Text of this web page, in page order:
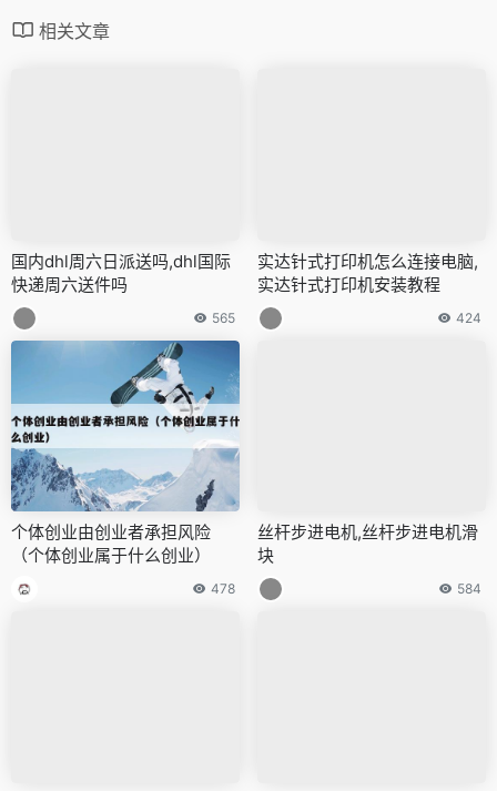
相关文章
国内dhl周六日派送吗,dhl国际
快递周六送件吗
565
实达针式打印机怎么连接电脑,
实达针式打印机安装教程
424
个体创业由创业者承担风险
（个体创业属于什么创业）
478
丝杆步进电机,丝杆步进电机滑
块
584